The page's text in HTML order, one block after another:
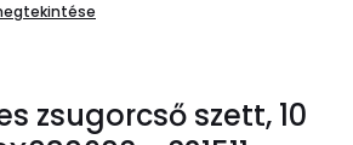
zsugorcső szett, 10